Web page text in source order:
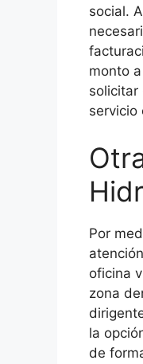
social.
monto
solicitar
servicio
Por
oficina
zona
la
de